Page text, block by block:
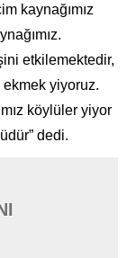
kaynağımız
etkilemektedir,
ekmek yiyoruz.
köylüler yiyor
dedi.